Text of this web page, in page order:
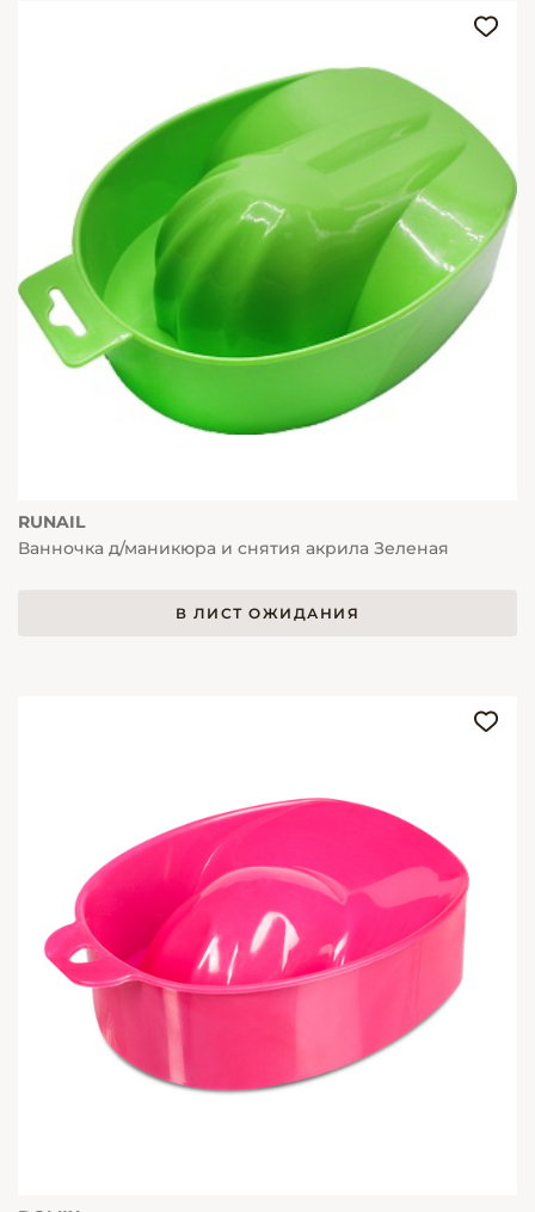
RUNAIL
Ванночка д/маникюра и снятия акрила Зеленая
В ЛИСТ ОЖИДАНИЯ